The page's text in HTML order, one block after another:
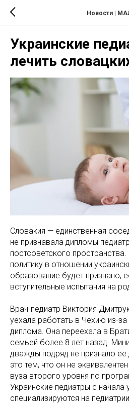
Новости |
Украинские
лечить
Словакия — единственная
не признавала дипломы
постсоветского
политику в отношении
образование будет признано,
вступительные испытания на
Врач-педиатр Виктория
уехала работать в Чехию из-за
диплома. Она переехала в
семьей более 8 лет назад.
дважды подряд не признало ее
это тем, что он не
вуза второго уровня по
Украинские педиатры с начала
специализируются на